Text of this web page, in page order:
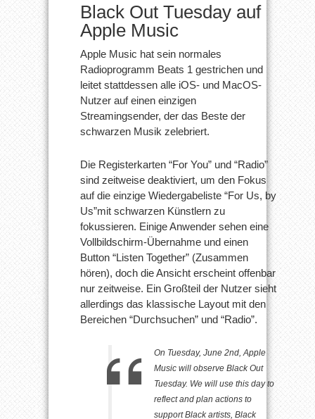
Black Out Tuesday auf
Apple Music
Apple Music hat sein normales
Radioprogramm Beats 1 gestrichen und
leitet stattdessen alle iOS- und MacOS-
Nutzer auf einen einzigen
Streamingsender, der das Beste der
schwarzen Musik zelebriert.
Die Registerkarten “For You” und “Radio”
sind zeitweise deaktiviert, um den Fokus
auf die einzige Wiedergabeliste “For Us, by
Us”mit schwarzen Künstlern zu
fokussieren. Einige Anwender sehen eine
Vollbildschirm-Übernahme und einen
Button “Listen Together” (Zusammen
hören), doch die Ansicht erscheint offenbar
nur zeitweise. Ein Großteil der Nutzer sieht
allerdings das klassische Layout mit den
Bereichen “Durchsuchen” und “Radio”.
On Tuesday, June 2nd, Apple
Music will observe Black Out
Tuesday. We will use this day to
reflect and plan actions to
support Black artists, Black